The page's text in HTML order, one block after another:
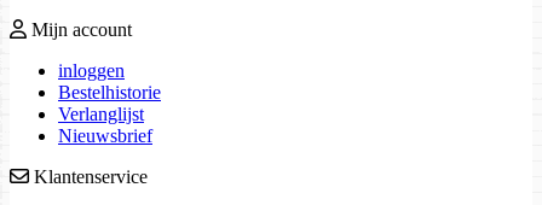
Mijn account
inloggen
Bestelhistorie
Verlanglijst
Nieuwsbrief
Klantenservice